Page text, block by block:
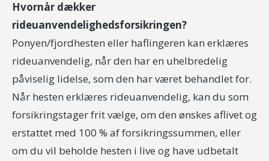
Hvornår dækker
rideuanvendelighedsforsikringen?
Ponyen/fjordhesten eller haflingeren kan erklæres
rideuanvendelig, når den har en uhelbredelig
påviselig lidelse, som den har været behandlet for.
Når hesten erklæres rideuanvendelig, kan du som
forsikringstager frit vælge, om den ønskes aflivet og
erstattet med 100 % af forsikringssummen, eller
om du vil beholde hesten i live og have udbetalt